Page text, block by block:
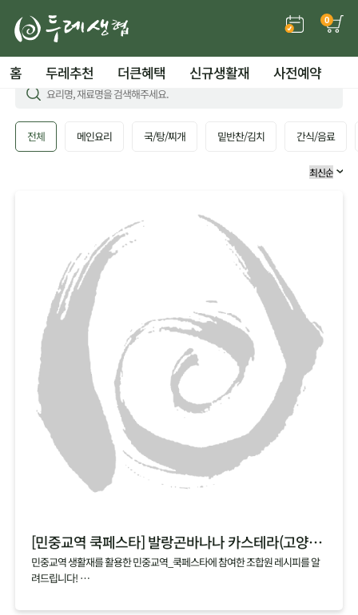
0
홈 두레추천 더큰혜택 신규생활재 사전예약
전체 메인요리 국/탕/찌개 밑반찬/김치 간식/음료
[민중교역 쿡페스타] 발랑곤바나나 카스테라(고양파주)
민중교역 생활재를 활용한 민중교역_쿡페스타에 참여한 조합원 레시피를 알
려드립니다!